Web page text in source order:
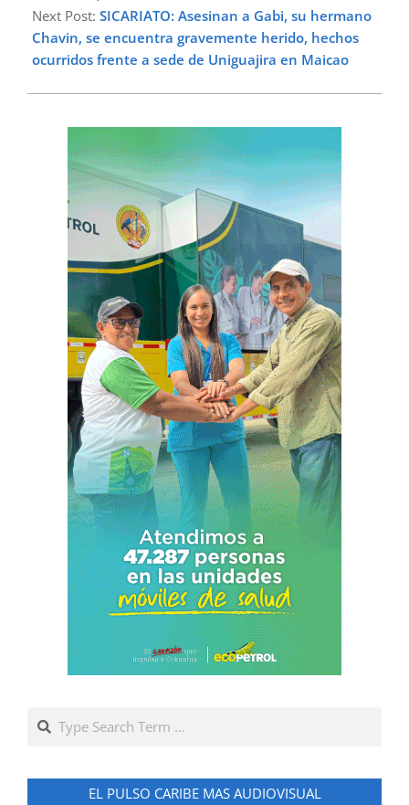
Next Post: SICARIATO: Asesinan a Gabi, su hermano
Chavin, se encuentra gravemente herido, hechos
ocurridos frente a sede de Uniguajira en Maicao
Search
EL PULSO CARIBE MAS AUDIOVISUAL